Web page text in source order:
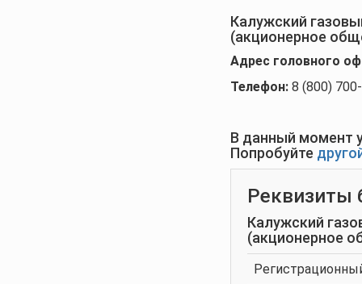
Калужский
(акционерное
Адрес головного
Телефон: 8 (800)
В данный момент
Попробуйте
Реквизиты
Калужский
(акционерное